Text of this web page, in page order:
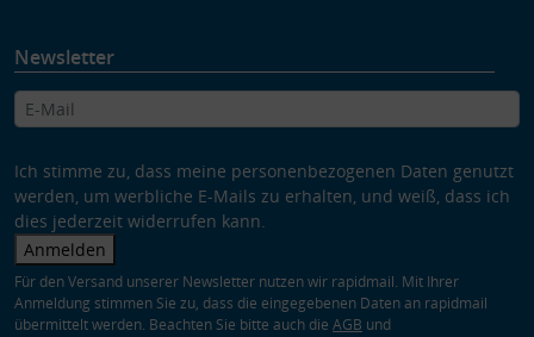
Newsletter
Ich stimme zu, dass meine personenbezogenen Daten genutzt
werden, um werbliche E-Mails zu erhalten, und weiß, dass ich
dies jederzeit widerrufen kann.
Anmelden
Für den Versand unserer Newsletter nutzen wir rapidmail. Mit Ihrer
Anmeldung stimmen Sie zu, dass die eingegebenen Daten an rapidmail
übermittelt werden. Beachten Sie bitte auch die AGB und